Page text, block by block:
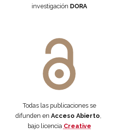
investigación DORA
Todas las publicaciones se
difunden en Acceso Abierto,
bajo licencia Creative